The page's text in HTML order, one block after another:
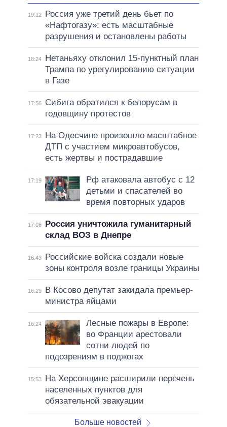
19:12
Россия уже третий день бьет по
«Нафтогазу»: есть масштабные
разрушения и остановлены работы
18:24
Нетаньяху отклонил 15-пунктный план
Трампа по урегулированию ситуации
в Газе
17:56
Сибига обратился к белорусам в
годовщину протестов
17:23
На Одесчине произошло масштабное
ДТП с участием микроавтобусов,
есть жертвы и пострадавшие
17:19
Рф атаковала автобус с 12
детьми и спасателей во
время повторных ударов
17:06
Россия уничтожила гуманитарный
склад ВОЗ в Днепре
16:43
Российские войска создали новые
зоны контроля возле границы Украины
16:29
В Косово депутат закидала премьер-
министра яйцами
16:24
Лесные пожары в Европе:
во Франции арестовали
сотни людей по
подозрениям в поджогах
15:53
На Херсонщине расширили перечень
населенных пунктов для
обязательной эвакуации
Больше новостей